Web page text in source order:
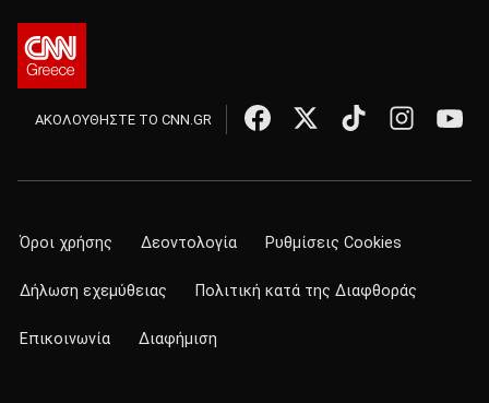
ΑΚΟΛΟΥΘΗΣΤΕ ΤΟ CNN.GR
Όροι χρήσης Δεοντολογία Ρυθμίσεις Cookies
Δήλωση εχεμύθειας Πολιτική κατά της Διαφθοράς
Επικοινωνία Διαφήμιση